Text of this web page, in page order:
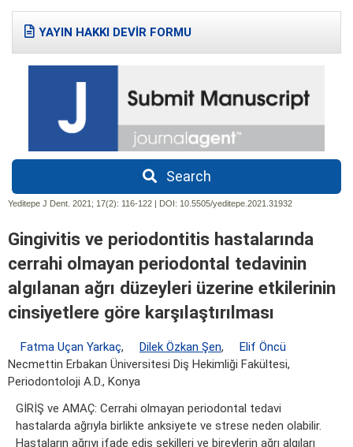
YAYIN HAKKI DEVİR FORMU
Search
Yeditepe J Dent. 2021; 17(2): 116-122 | DOI: 10.5505/yeditepe.2021.31932
Gingivitis ve periodontitis hastalarında
cerrahi olmayan periodontal tedavinin
algılanan ağrı düzeyleri üzerine etkilerinin
cinsiyetlere göre karşılaştırılması
Fatma Uçan Yarkaç, Dilek Özkan Şen,
Elif Öncü
Necmettin Erbakan Üniversitesi Diş Hekimliği Fakültesi,
Periodontoloji A.D., Konya
GİRİŞ ve AMAÇ: Cerrahi olmayan periodontal tedavi
hastalarda ağrıyla birlikte anksiyete ve strese neden olabilir.
Hastaların ağrıyı ifade ediş şekilleri ve bireylerin ağrı algıları